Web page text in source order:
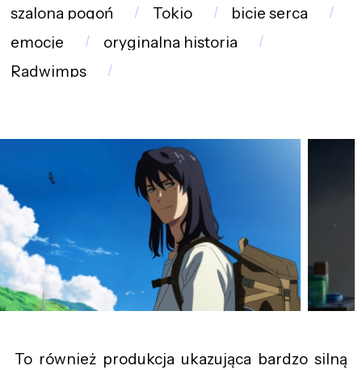
szalona pogoń
Tokio
bicie serca
emocje
oryginalna historia
Radwimps
To również produkcja ukazująca bardzo silną